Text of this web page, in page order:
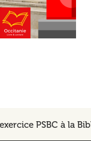
PSBC à la